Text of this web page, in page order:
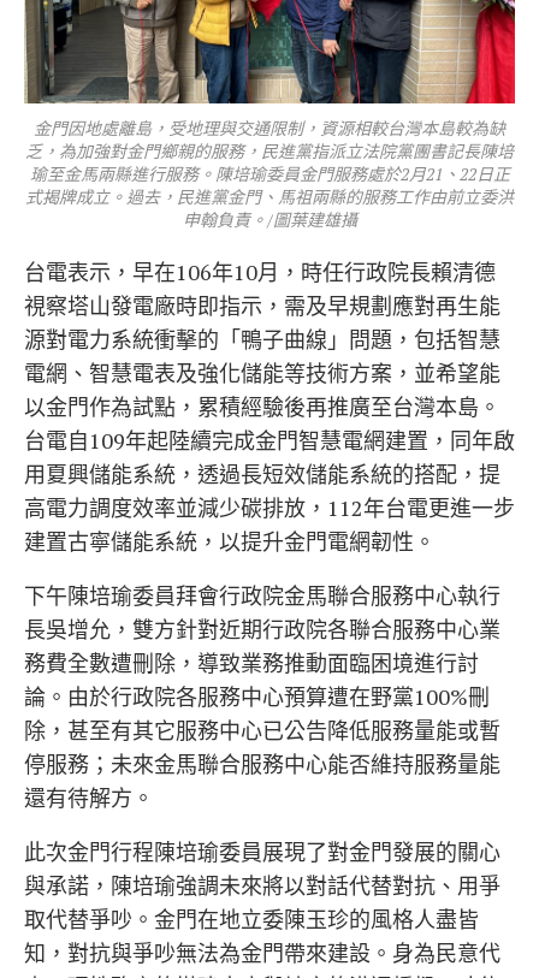
金門因地處離島，受地理與交通限制，資源相較台灣本島較為缺
乏，為加強對金門鄉親的服務，民進黨指派立法院黨團書記長陳培
瑜至金馬兩縣進行服務。陳培瑜委員金門服務處於2月21、22日正
式揭牌成立。過去，民進黨金門、馬祖兩縣的服務工作由前立委洪
申翰負責。/圖葉建雄攝
台電表示，早在106年10月，時任行政院長賴清德
視察塔山發電廠時即指示，需及早規劃應對再生能
源對電力系統衝擊的「鴨子曲線」問題，包括智慧
電網、智慧電表及強化儲能等技術方案，並希望能
以金門作為試點，累積經驗後再推廣至台灣本島。
台電自109年起陸續完成金門智慧電網建置，同年啟
用夏興儲能系統，透過長短效儲能系統的搭配，提
高電力調度效率並減少碳排放，112年台電更進一步
建置古寧儲能系統，以提升金門電網韌性。
下午陳培瑜委員拜會行政院金馬聯合服務中心執行
長吳增允，雙方針對近期行政院各聯合服務中心業
務費全數遭刪除，導致業務推動面臨困境進行討
論。由於行政院各服務中心預算遭在野黨100%刪
除，甚至有其它服務中心已公告降低服務量能或暫
停服務；未來金馬聯合服務中心能否維持服務量能
還有待解方。
此次金門行程陳培瑜委員展現了對金門發展的關心
與承諾，陳培瑜強調未來將以對話代替對抗、用爭
取代替爭吵。金門在地立委陳玉珍的風格人盡皆
知，對抗與爭吵無法為金門帶來建設。身為民意代